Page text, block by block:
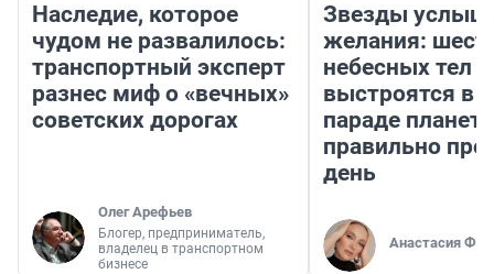
Наследие, которое
чудом не развалилось:
транспортный эксперт
разнес миф о «вечных»
советских дорогах
Олег Арефьев
Блогер, предприниматель,
владелец в транспортном
бизнесе
Звезды
желания:
небесных тел
выстроятся в
параде планет
правильно
день
Анастасия